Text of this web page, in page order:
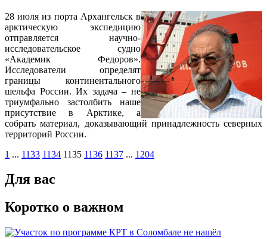
28 июля из порта Архангельск в
арктическую экспедицию
отправляется научно-
исследовательское судно
«Академик Федоров».
Исследователи определят
границы континентального
шельфа России. Их задача – не
триумфально застолбить наше
присутствие в Арктике, а
собрать материал, доказывающий принадлежность северных
территорий России.
1 ... 1133 1134 1135 1136 1137 ... 1204
Для вас
Коротко о важном